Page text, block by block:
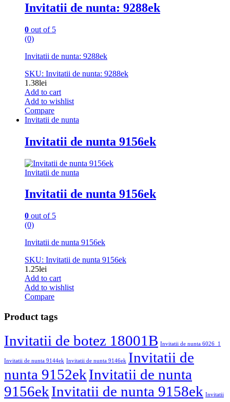
Invitatii de nunta: 9288ek
0 out of 5
(0)
Invitatii de nunta: 9288ek
SKU: Invitatii de nunta: 9288ek
1.38lei
Add to cart
Add to wishlist
Compare
Invitatii de nunta
Invitatii de nunta 9156ek
Invitatii de nunta
Invitatii de nunta 9156ek
0 out of 5
(0)
Invitatii de nunta 9156ek
SKU: Invitatii de nunta 9156ek
1.25lei
Add to cart
Add to wishlist
Compare
Product tags
Invitatii de botez 18001B Invitatii de nunta 6026_1
Invitatii de nunta 9144ek Invitatii de nunta 9146ek Invitatii de
nunta 9152ekInvitatii de nunta
9156ekInvitatii de nunta 9158ek Invitatii